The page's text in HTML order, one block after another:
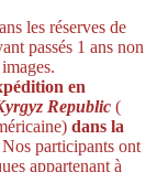
les réserves de
passés 1 ans non
en
Republic (
dans la
participants ont
appartenant à